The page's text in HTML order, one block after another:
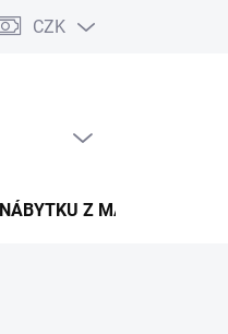
Pojištění zásilky
CZK
Z MASIVU